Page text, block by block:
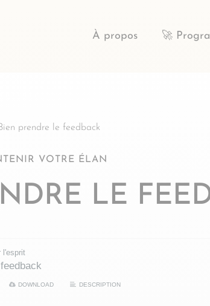
À propos 🚀
prendre le feedback
VOTRE ÉLAN
LE
l'esprit
DOWNLOAD DESCRIPTION